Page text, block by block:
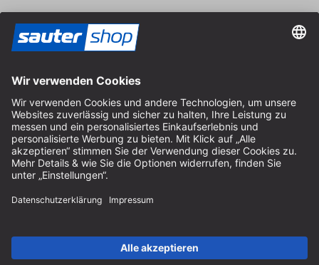
Impressum
AGB
Datenschutz
Cookie-Einstellungen
© 2026 sauter GmbH
* kostenloser Versand ab 150 Euro Bestellwert innerhalb
Deutschlands für die Standard-Paketgrößen - ausgenommen
Sperrgut und Fracht